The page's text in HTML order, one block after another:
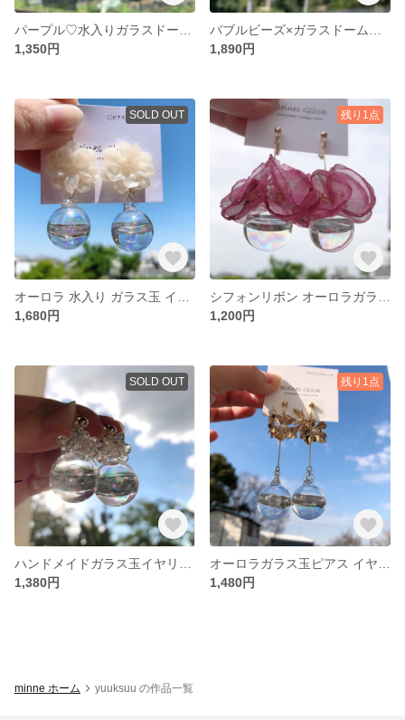
1,350円
1,890円
SOLD OUT
1,680円
残り1点
1,200円
SOLD OUT
1,380円
残り1点
1,480円
minne ホーム yuuksuu の作品一覧